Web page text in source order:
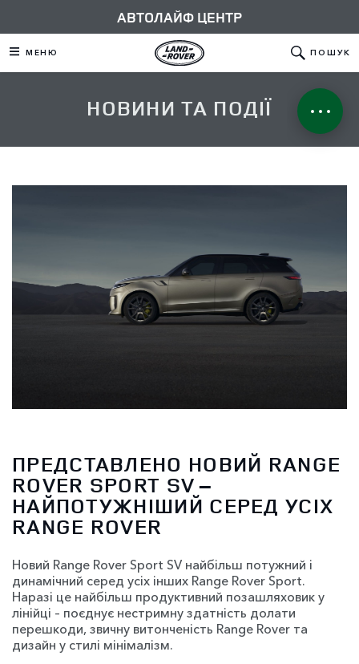
АВТОЛАЙФ ЦЕНТР
МЕНЮ ПОШУК
НОВИНИ ТА ПОДІЇ
ПРЕДСТАВЛЕНО НОВИЙ RANGE
ROVER SPORT SV –
НАЙПОТУЖНІШИЙ СЕРЕД УСІХ
RANGE ROVER
Новий Range Rover Sport SV найбільш потужний і
динамічний серед усіх інших Range Rover Sport.
Наразі це найбільш продуктивний позашляховик у
лінійці – поєднує нестримну здатність долати
перешкоди, звичну витонченість Range Rover та
дизайн у стилі мінімалізм.